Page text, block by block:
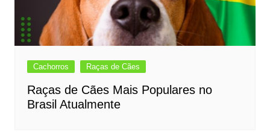
Cachorros Raças de Cães
Raças de Cães Mais Populares no
Brasil Atualmente